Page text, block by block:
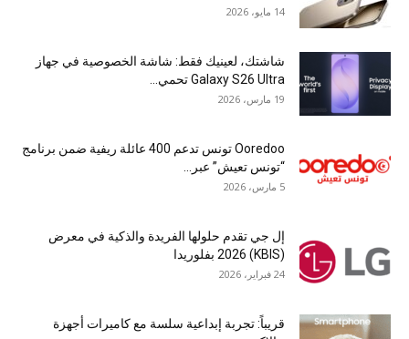
14 مايو، 2026
شاشتك، لعينيك فقط: شاشة الخصوصية في جهاز
Galaxy S26 Ultra تحمي...
19 مارس، 2026
Ooredoo تونس تدعم 400 عائلة ريفية ضمن برنامج
“تونس تعيش” عبر...
5 مارس، 2026
إل جي تقدم حلولها الفريدة والذكية في معرض
(KBIS) 2026 بفلوريدا
24 فبراير، 2026
قريباً: تجربة إبداعية سلسة مع كاميرات أجهزة